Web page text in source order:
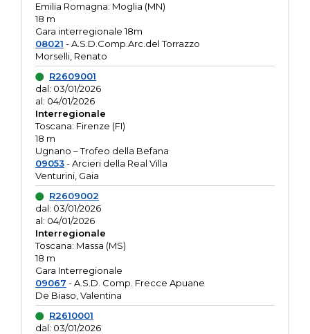
Emilia Romagna: Moglia (MN)
18 m
Gara interregionale 18m
08021 - A.S.D.Comp.Arc.del Torrazzo
Morselli, Renato
R2609001
dal: 03/01/2026
al: 04/01/2026
Interregionale
Toscana: Firenze (FI)
18 m
Ugnano – Trofeo della Befana
09053- Arcieri della Real Villa
Venturini, Gaia
R2609002
dal: 03/01/2026
al: 04/01/2026
Interregionale
Toscana: Massa (MS)
18 m
Gara Interregionale
09067 - A.S.D. Comp. Frecce Apuane
De Biaso, Valentina
R2610001
dal: 03/01/2026